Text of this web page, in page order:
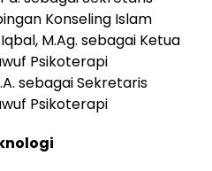
Konseling Islam
M.Ag. sebagai Ketua
Psikoterapi
sebagai Sekretaris
Psikoterapi